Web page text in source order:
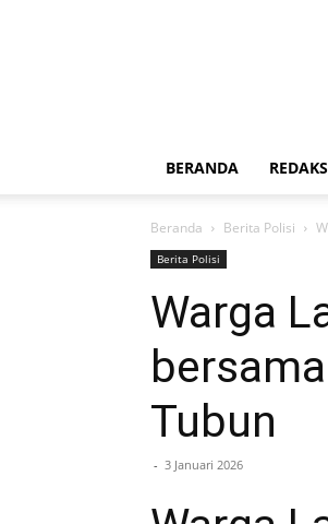
BERANDA
Beranda Berita Polisi
Berita Polisi
Warga
Tubun
- 3 Januari 2026